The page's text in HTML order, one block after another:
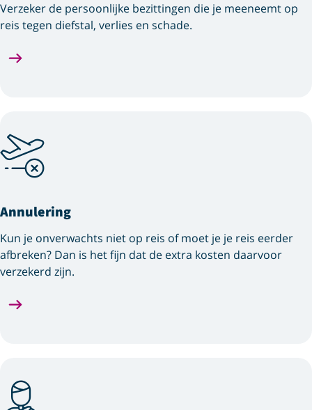
Verzeker de persoonlijke bezittingen die je meeneemt op
reis tegen diefstal, verlies en schade.
Annulering
Kun je onverwachts niet op reis of moet je je reis eerder
afbreken? Dan is het fijn dat de extra kosten daarvoor
verzekerd zijn.